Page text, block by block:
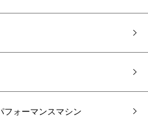
フォーマンスマシン